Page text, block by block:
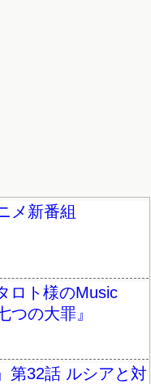
メ新番組
ロト様のMusic
つの大罪』
第32話 ルシアと対